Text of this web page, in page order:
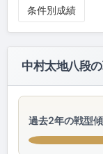
条件別成績
中村太地八段
過去2年の戦型